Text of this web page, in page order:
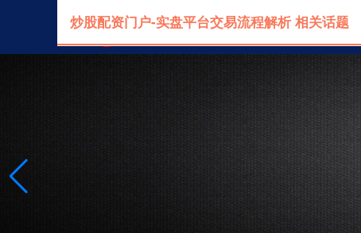
首页
炒股配资门户-实盘平台交易流程解析 相关话题